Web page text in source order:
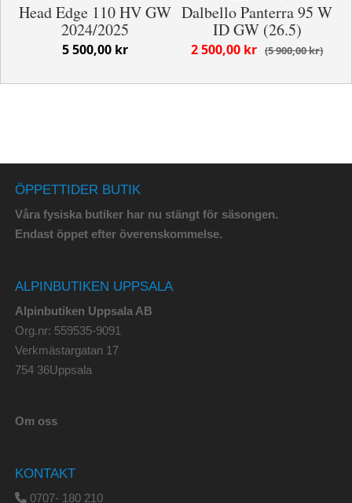
Head Edge 110 HV GW
2024/2025
5 500,00 kr
Dalbello Panterra 95 W
ID GW (26.5)
5 900,00 kr
2 500,00 kr
ÖPPETTIDER BUTIK
Våra fysiska butiker har nu stängt för säsongen.
Endast öppet efter överenskommelse.
ALPINBUTIKEN UPPSALA
Alpinbutiken Uppsala AB
Org.nr: 559535-9091
Verkmästargatan 17
754 36Uppsala
Om oss
KONTAKT
0707- 180 210